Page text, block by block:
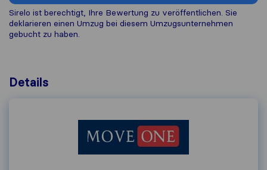
Sirelo ist berechtigt, Ihre Bewertung zu veröffentlichen. Sie
deklarieren einen Umzug bei diesem Umzugs​unternehmen
gebucht zu haben.
Details